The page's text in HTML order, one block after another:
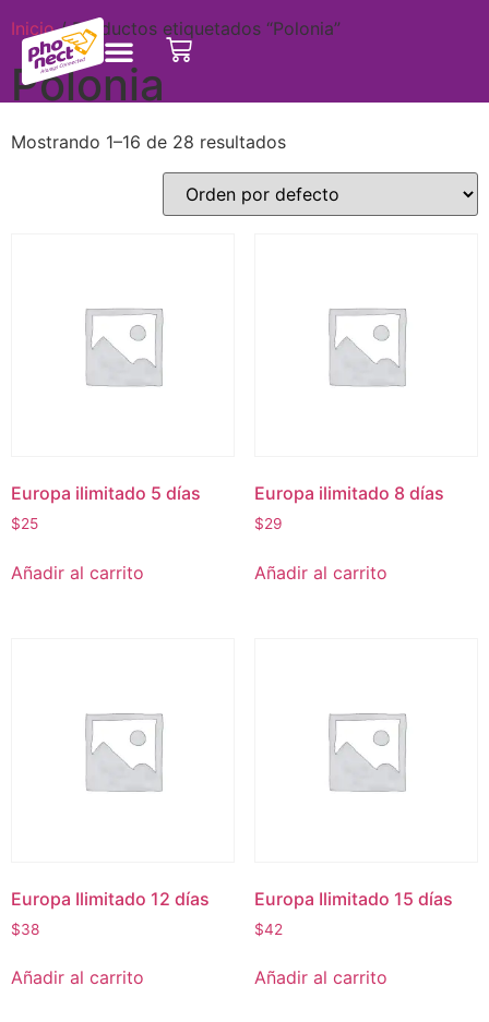
Inicio/ Productos etiquetados “Polonia”
Polonia
Mostrando 1–16 de 28 resultados
Europa ilimitado 5 días
$25
Añadir al carrito
Europa ilimitado 8 días
$29
Añadir al carrito
Europa Ilimitado 12 días
$38
Añadir al carrito
Europa Ilimitado 15 días
$42
Añadir al carrito